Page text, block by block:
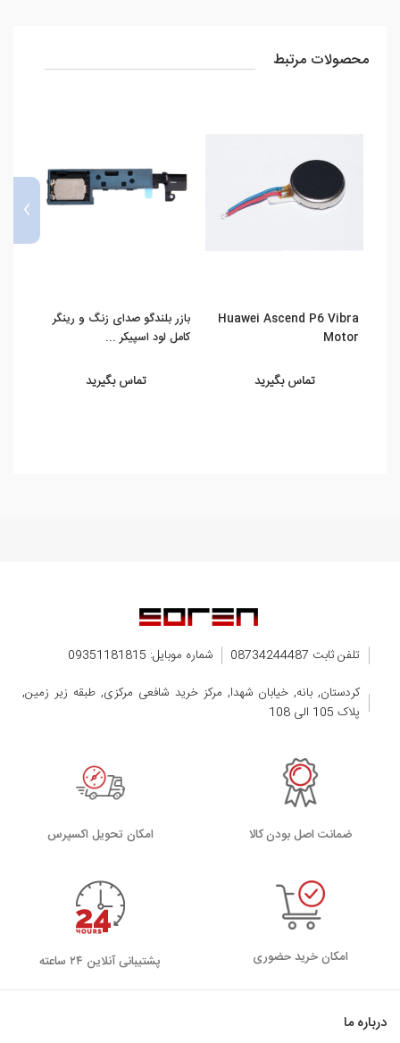
محصولات مرتبط
Huawei Ascend P6 Vibra
Motor
تماس بگیرید
بازر بلندگو صدای زنگ و رینگر
کامل لود اسپیکر ...
تماس بگیرید
›
تلفن ثابت 08734244487
شماره موبایل: 09351181815
کردستان, بانه, خیابان شهدا, مرکز خرید شافعی مرکزی, طبقه زیر زمین,
پلاک 105 الی 108
ضمانت اصل بودن کالا اﻣﮑﺎن ﺗﺤﻮﯾﻞ اﮐﺴﭙﺮس
امکان خرید حضوری پشتیبانی آنلاین ۲۴ ساعته
درباره ما